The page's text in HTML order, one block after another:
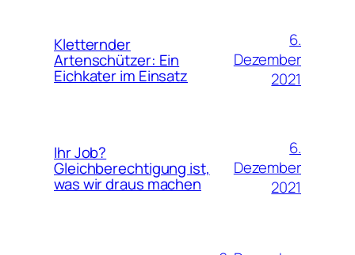
Kletternder
Artenschützer: Ein
Eichkater im Einsatz
6.
Dezember
2021
Ihr Job?
Gleichberechtigung ist,
was wir draus machen
6.
Dezember
2021